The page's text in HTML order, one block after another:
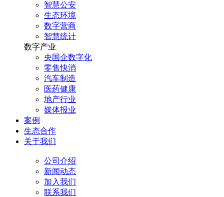
智慧公安
生态环境
数字营商
智慧统计
数字产业
央国企数字化
零售快消
汽车制造
医药健康
地产行业
媒体报业
案例
生态合作
关于我们
公司介绍
新闻动态
加入我们
联系我们